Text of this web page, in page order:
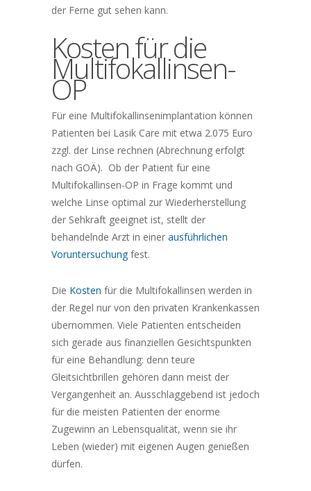
der Ferne gut sehen kann.
Kosten für die
Multifokallinsen-
OP
Für eine Multifokallinsenimplantation können
Patienten bei Lasik Care mit etwa 2.075 Euro
zzgl. der Linse rechnen (Abrechnung erfolgt
nach GOÄ). Ob der Patient für eine
Multifokallinsen-OP in Frage kommt und
welche Linse optimal zur Wiederherstellung
der Sehkraft geeignet ist, stellt der
behandelnde Arzt in einer ausführlichen
Voruntersuchungfest.
Die Kosten für die Multifokallinsen werden in
der Regel nur von den privaten Krankenkassen
übernommen. Viele Patienten entscheiden
sich gerade aus finanziellen Gesichtspunkten
für eine Behandlung: denn teure
Gleitsichtbrillen gehören dann meist der
Vergangenheit an. Ausschlaggebend ist jedoch
für die meisten Patienten der enorme
Zugewinn an Lebensqualität, wenn sie ihr
Leben (wieder) mit eigenen Augen genießen
dürfen.